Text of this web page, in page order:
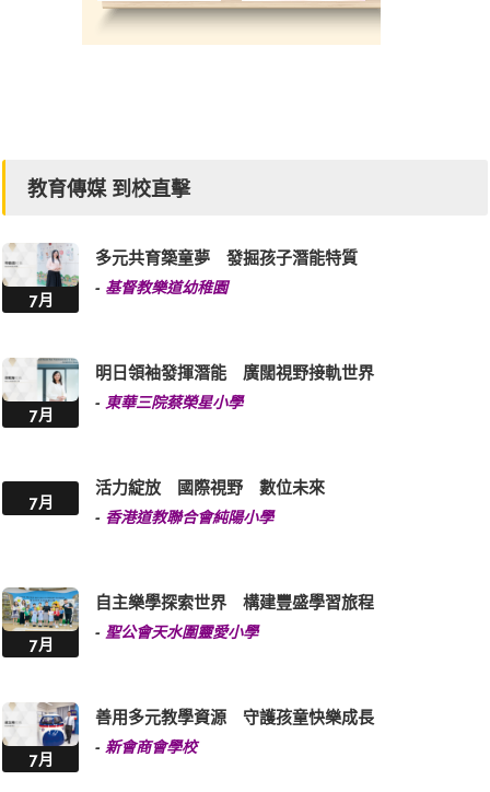
教育傳媒 到校直擊
7月
多元共育築童夢 發掘孩子潛能特質
- 基督教樂道幼稚園
7月
明日領袖發揮潛能 廣闊視野接軌世界
- 東華三院蔡榮星小學
7月
活力綻放 國際視野 數位未來
- 香港道教聯合會純陽小學
7月
自主樂學探索世界 構建豐盛學習旅程
- 聖公會天水圍靈愛小學
7月
善用多元教學資源 守護孩童快樂成長
- 新會商會學校